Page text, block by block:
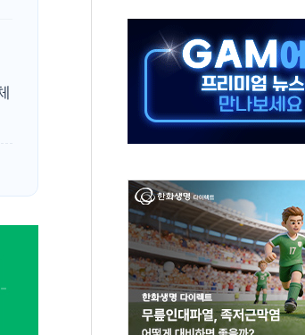
로 게임 끝…김민석, 신천지 허위신고에 배신 사과 안 해"